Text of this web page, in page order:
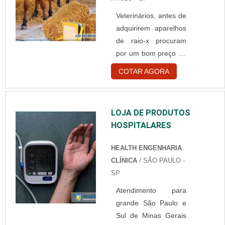
químicas; Gastos
pessoais; Com o
descarte de materiais
tóxicos; Custos de
manutenção de
processadora; Entre
outros. Benefícios do
Equipamento rápido;
O ganho de tempo do
Veterinários, antes de
adquirirem aparelhos
de raio-x procuram
por um bom preço de
aparelho de rx, além
de, claro, a qualidade
que este oferece. No
fundamental saber
algumas vantagens
Um dos aparelhos de
raio-x mais
procurados hoje em
COTAR AGORA
LOJA DE PRODUTOS
HOSPITALARES
HEALTH ENGENHARIA
CLÍNICA / SÃO PAULO -
SP
Atendimento para
grande São Paulo e
Sul de Minas Gerais